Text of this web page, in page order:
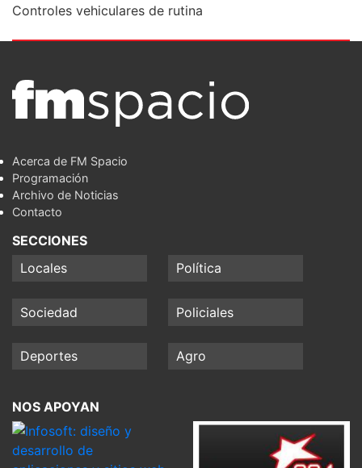
Controles vehiculares de rutina
Acerca de FM Spacio
Programación
Archivo de Noticias
Contacto
SECCIONES
Locales
Política
Sociedad Policiales
Deportes Agro
NOS APOYAN